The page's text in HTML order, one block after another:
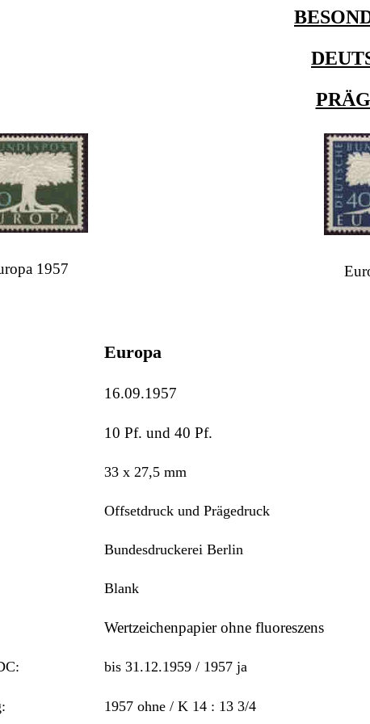
1957
Europa
16.09.1957
10 Pf. und 40
33 x 27,5 mm
Offsetdruck und Prägedruck
Bundesdruckerei Berlin
Blank
Wertzeichenpapier ohne fluoreszens
bis 31.12.1959 / 1957
1957 ohne / K 14 : 13 3/4